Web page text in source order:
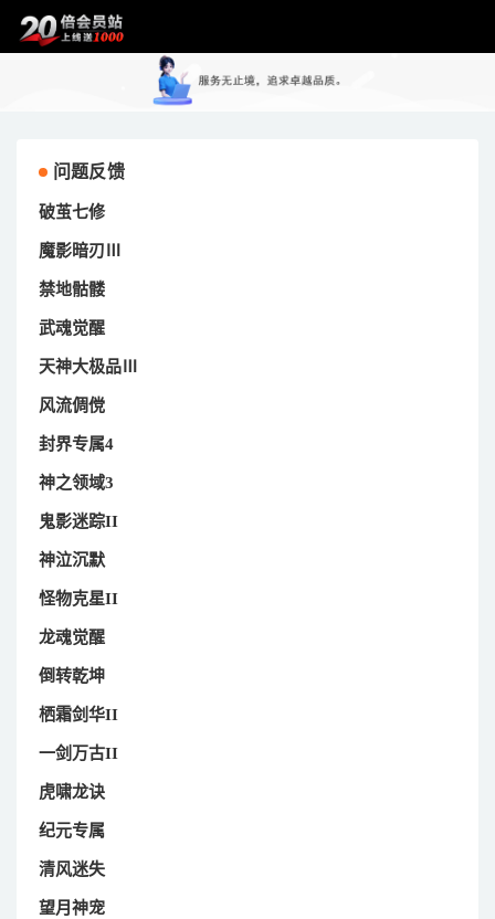
问题反馈
破茧七修
魔影暗刃Ⅲ
禁地骷髅
武魂觉醒
天神大极品Ⅲ
风流倜傥
封界专属4
神之领域3
鬼影迷踪II
神泣沉默
怪物克星II
龙魂觉醒
倒转乾坤
栖霜剑华II
一剑万古II
虎啸龙诀
纪元专属
清风迷失
望月神宠